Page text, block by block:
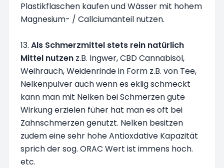
Plastikflaschen kaufen und Wässer mit hohem
Magnesium- / Callciumanteil nutzen.
13. Als Schmerzmittel stets rein natürlich
Mittel nutzen z.B. Ingwer, CBD Cannabisöl,
Weihrauch, Weidenrinde in Form z.B. von Tee,
Nelkenpulver auch wenn es eklig schmeckt
kann man mit Nelken bei Schmerzen gute
Wirkung erzielen füher hat man es oft bei
Zahnschmerzen genutzt. Nelken besitzen
zudem eine sehr hohe Antioxdative Kapazität
sprich der sog. ORAC Wert ist immens hoch.
etc.